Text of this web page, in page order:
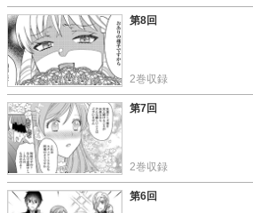
この話を読む
第8回
2巻収録
この話を読む
第7回
2巻収録
第6回